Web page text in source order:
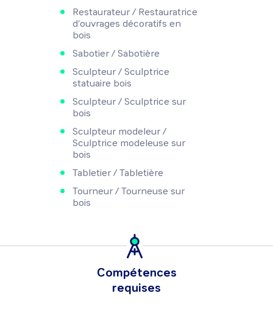
Restaurateur / Restauratrice
d'ouvrages décoratifs en
bois
Sabotier / Sabotière
Sculpteur / Sculptrice
statuaire bois
Sculpteur / Sculptrice sur
bois
Sculpteur modeleur /
Sculptrice modeleuse sur
bois
Tabletier / Tabletière
Tourneur / Tourneuse sur
bois
Compétences
requises